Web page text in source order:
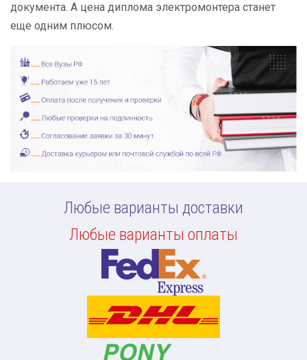
документа. А цена диплома электромонтера станет
еще одним плюсом.
Любые варианты доставки
Любые варианты оплаты